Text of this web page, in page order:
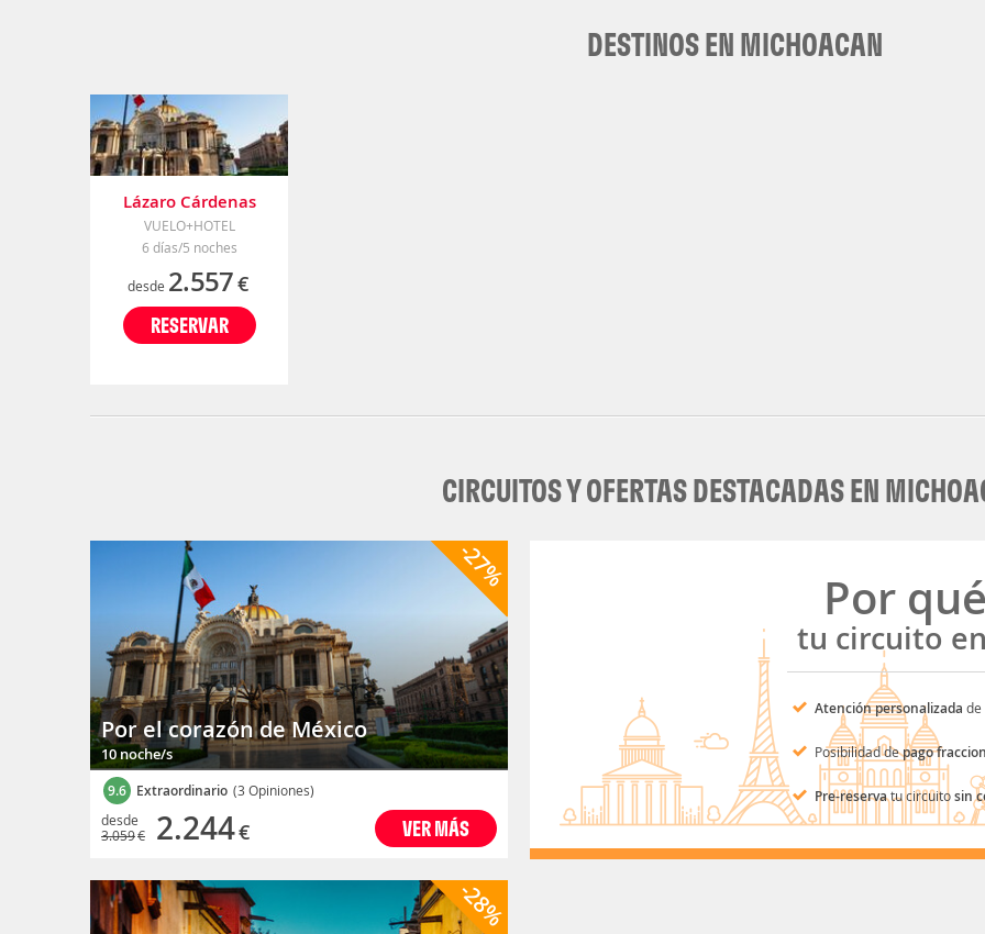
DESTINOS EN MICHOACAN
Lázaro Cárdenas
VUELO+HOTEL
6 días/5 noches
desde 2.557€
RESERVAR
CIRCUITOS Y OFERTAS DESTACADAS EN
Por el corazón de México
10 noche/s
9.6 Extraordinario (3 Opiniones)
VER MÁS
desde
3.059€ 2.244€
-27%
-28%
Por
tu circuito
Atención personalizada de
Posibilidad depago
Pre-reservatu circuitosin